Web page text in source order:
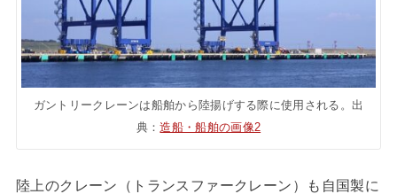
ガントリークレーンは船舶から陸揚げする際に使用される。出
典：造船・船舶の画像2
陸上のクレーン（トランスファークレーン）も自国製に